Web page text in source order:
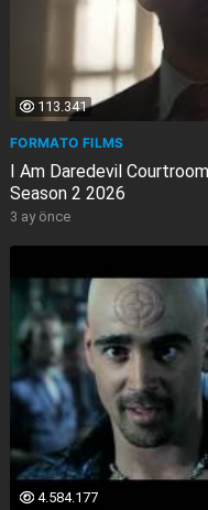
113.341
FORMATO FILMS
I Am Daredevil
Season 2 2026
3 ay önce
4.584.177